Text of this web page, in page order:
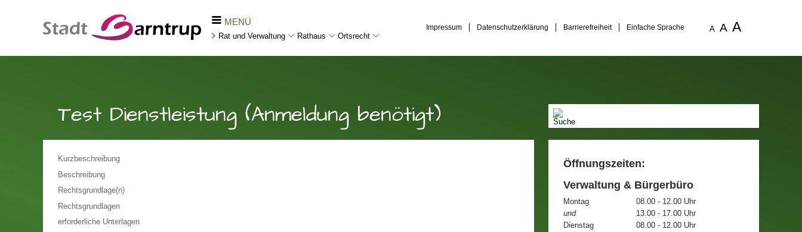
MENÜ
Rat und Verwaltung Rathaus Ortsrecht
Impressum Datenschutzerklärung Barrierefreiheit Einfache Sprache A A A
Test Dienstleistung (Anmeldung benötigt)
Kurzbeschreibung
Beschreibung
Rechtsgrundlage(n)
Rechtsgrundlagen
erforderliche Unterlagen
Öffnungszeiten:
Verwaltung & Bürgerbüro
Montag
08.00 - 12.00 Uhr
und
13.00 - 17.00 Uhr
Dienstag
08.00 - 12.00 Uhr